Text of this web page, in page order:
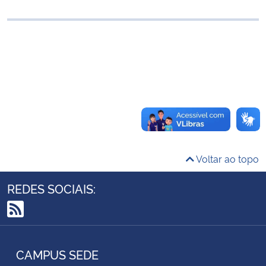
Ministério do Desenvolvimento Regional
Ministério da Mulher, da Família e dos Direitos Humanos
Voltar ao topo
REDES SOCIAIS:
RSS
CAMPUS SEDE